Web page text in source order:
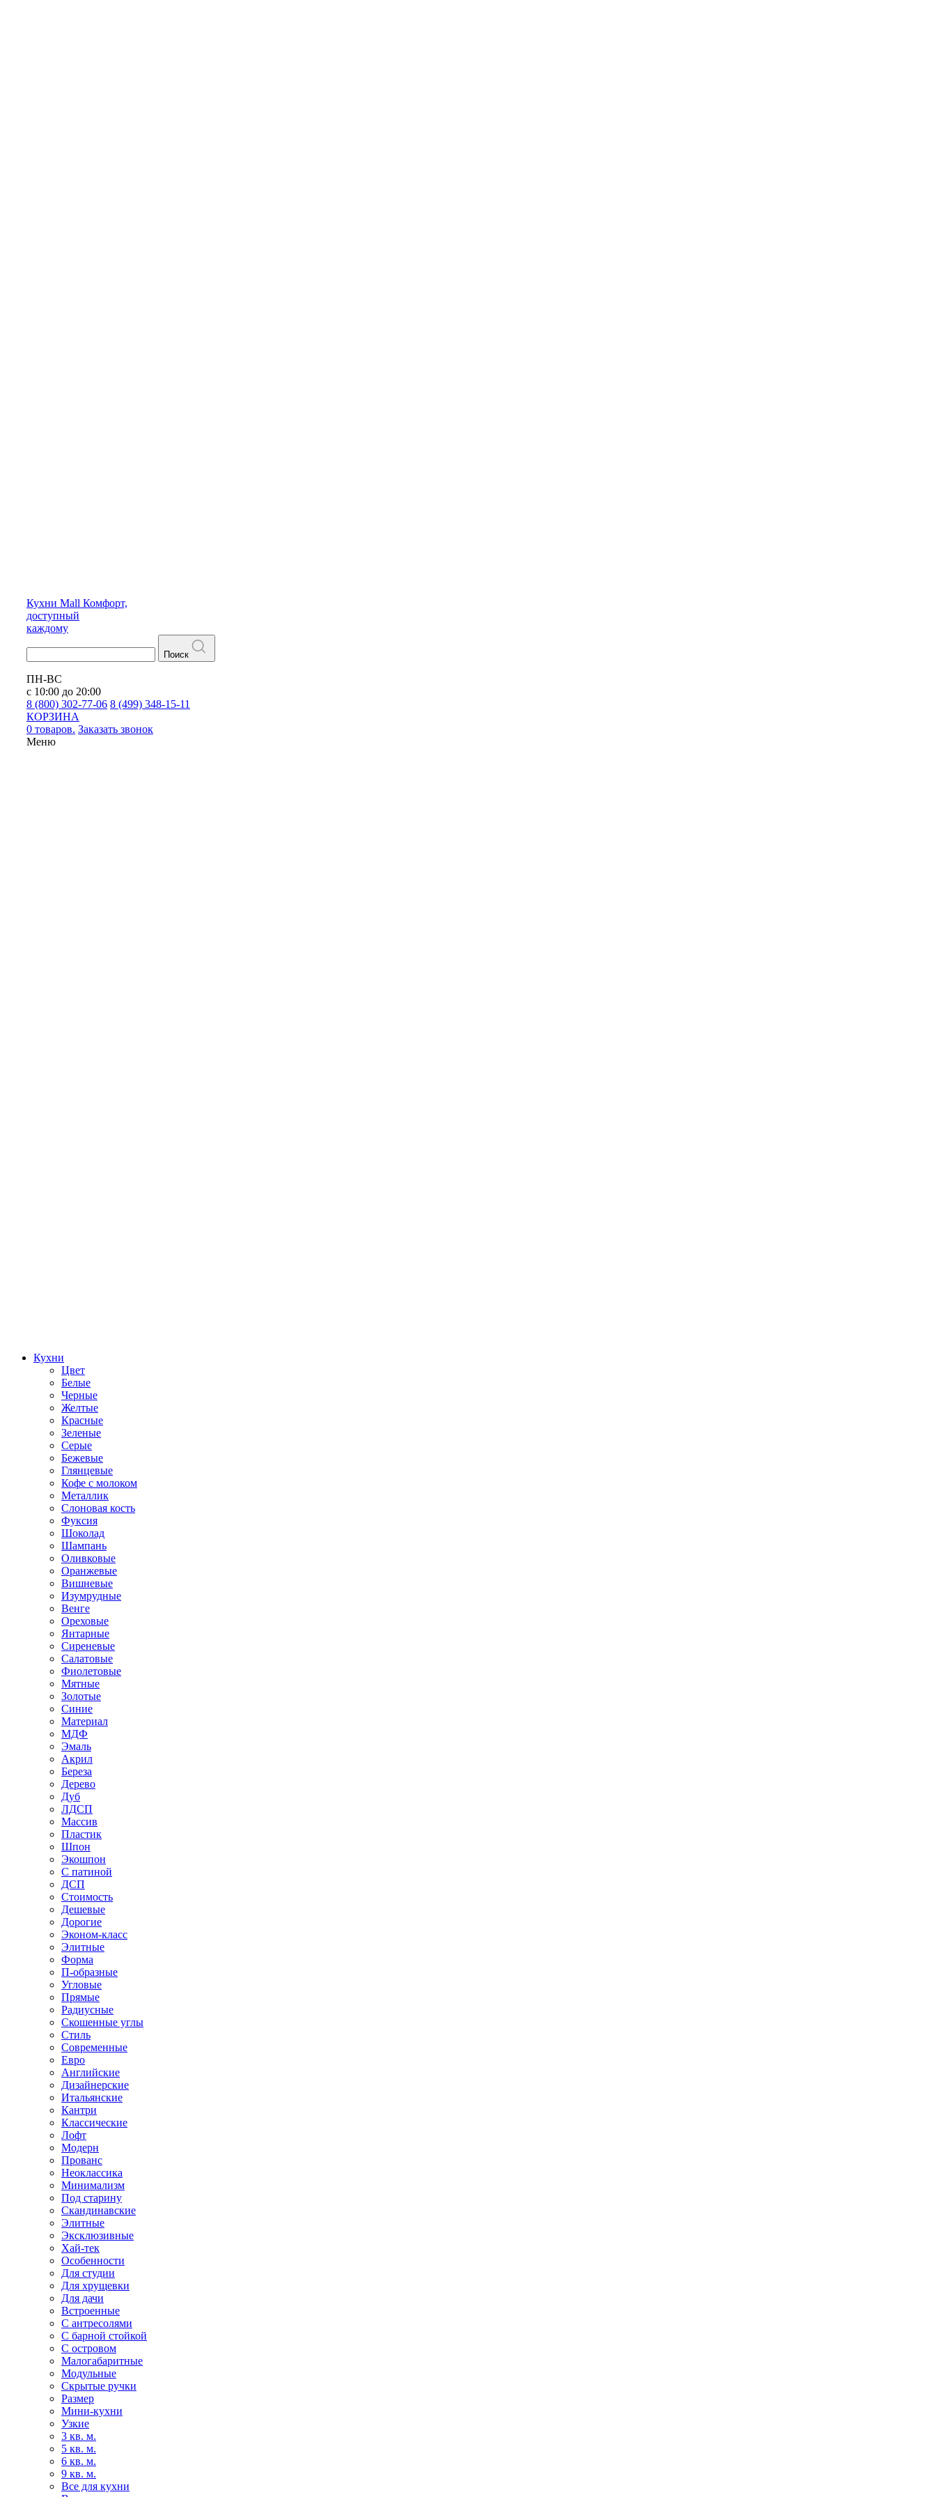
Кухни Mall Комфорт,
доступный
каждому
Поиск
ПН-ВС
с 10:00 до 20:00
8 (800) 302-77-06 8 (499) 348-15-11
КОРЗИНА
0 товаров. Заказать звонок
Меню
Кухни
Цвет
Белые
Черные
Желтые
Красные
Зеленые
Серые
Бежевые
Глянцевые
Кофе с молоком
Металлик
Слоновая кость
Фуксия
Шоколад
Шампань
Оливковые
Оранжевые
Вишневые
Изумрудные
Венге
Ореховые
Янтарные
Сиреневые
Салатовые
Фиолетовые
Мятные
Золотые
Синие
Материал
МДФ
Эмаль
Акрил
Береза
Дерево
Дуб
ЛДСП
Массив
Пластик
Шпон
Экошпон
С патиной
ДСП
Стоимость
Дешевые
Дорогие
Эконом-класс
Элитные
Форма
П-образные
Угловые
Прямые
Радиусные
Скошенные углы
Стиль
Современные
Евро
Английские
Дизайнерские
Итальянские
Кантри
Классические
Лофт
Модерн
Прованс
Неоклассика
Минимализм
Под старину
Скандинавские
Элитные
Эксклюзивные
Хай-тек
Особенности
Для студии
Для хрущевки
Для дачи
Встроенные
С антресолями
С барной стойкой
С островом
Малогабаритные
Модульные
Скрытые ручки
Размер
Мини-кухни
Узкие
3 кв. м.
5 кв. м.
6 кв. м.
9 кв. м.
Все для кухни